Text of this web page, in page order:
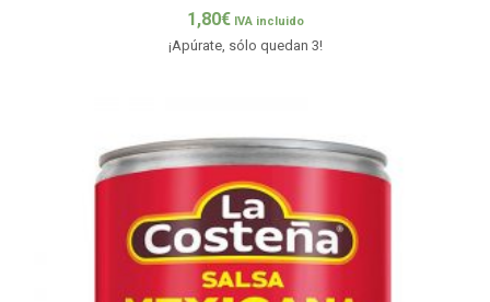
1,80€ IVA incluido
¡Apúrate, sólo quedan 3!